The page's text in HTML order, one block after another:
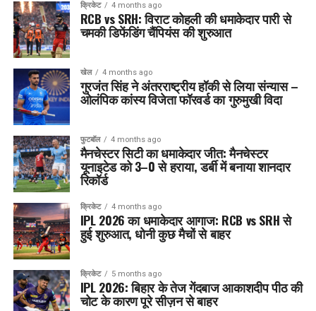
क्रिकेट 4 months ago
RCB vs SRH: विराट कोहली की धमाकेदार पारी से
चमकी डिफेंडिंग चैंपियंस की शुरुआत
खेल 4 months ago
गुरजंत सिंह ने अंतरराष्ट्रीय हॉकी से लिया संन्यास –
ओलंपिक कांस्य विजेता फॉरवर्ड का गुरुमुखी विदा
फुटबॉल 4 months ago
मैनचेस्टर सिटी का धमाकेदार जीत: मैनचेस्टर
यूनाइटेड को 3–0 से हराया, डर्बी में बनाया शानदार
रिकॉर्ड
क्रिकेट 4 months ago
IPL 2026 का धमाकेदार आगाज: RCB vs SRH से
हुई शुरुआत, धोनी कुछ मैचों से बाहर
क्रिकेट 5 months ago
IPL 2026: बिहार के तेज गेंदबाज आकाशदीप पीठ की
चोट के कारण पूरे सीज़न से बाहर